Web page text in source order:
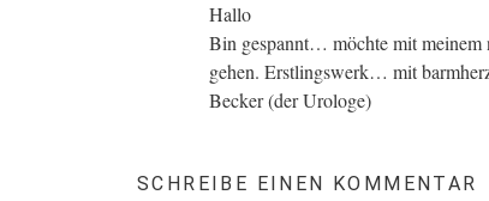
Hallo
Bin gespannt… möchte mit meinem
gehen. Erstlingswerk… mit
Becker (der Urologe)
SCHREIBE EINEN KOMMENTAR